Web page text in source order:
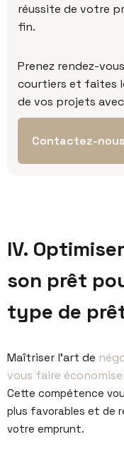
réussite de votre
fin.
Prenez rendez-
courtiers et faites
de vos projets
Contactez-nous
IV.
son prêt
type de
Maîtriser l’art de
vous faire
Cette compétence
plus favorables et de
votre emprunt.